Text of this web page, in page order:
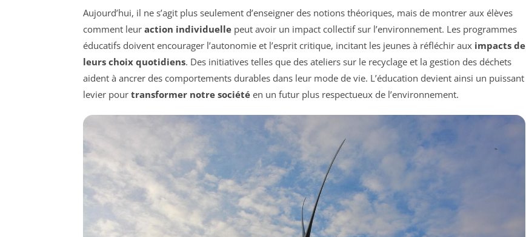
Aujourd’hui, il ne s’agit plus seulement d’enseigner des notions théoriques, mais de montrer aux élèves
comment leur action individuelle peut avoir un impact collectif sur l’environnement. Les programmes
éducatifs doivent encourager l’autonomie et l’esprit critique, incitant les jeunes à réfléchir aux impacts de
leurs choix quotidiens. Des initiatives telles que des ateliers sur le recyclage et la gestion des déchets
aident à ancrer des comportements durables dans leur mode de vie. L’éducation devient ainsi un puissant
levier pour transformer notre société en un futur plus respectueux de l’environnement.